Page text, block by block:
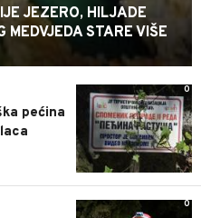
JEZERO, HILJADE
MEDVJEDA STARE VIŠE
0
pećina
0